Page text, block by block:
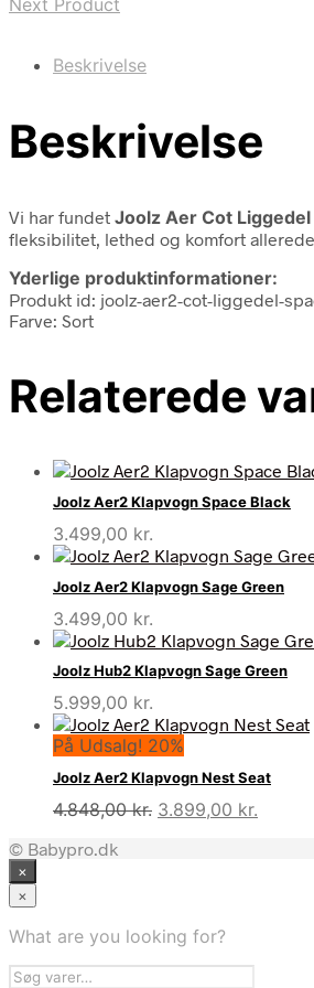
Beskrivelse
Beskrivelse
Vi har fundet Joolz Aer Cot Liggedel
fleksibilitet, lethed og komfort
Yderlige produktinformationer:
Produkt id: joolz-aer2-cot-liggedel-
Farve: Sort
Relaterede
Joolz Aer2 Klapvogn Space Black
3.499,00 kr.
Joolz Aer2 Klapvogn Sage Green
3.499,00 kr.
Joolz Hub2 Klapvogn Sage Green
5.999,00 kr.
På Udsalg! 20%
Joolz Aer2 Klapvogn Nest Seat
4.848,00kr. Den
3.899,00 kr.
© Babypro.dk
×
×
What are you looking for?